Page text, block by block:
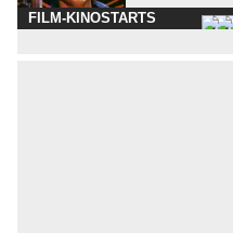
FILM-KINOSTARTS